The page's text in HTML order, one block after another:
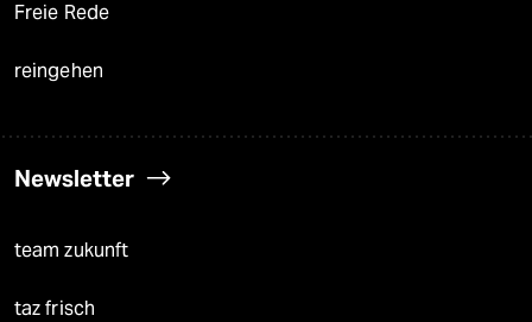
Freie Rede
reingehen
Newsletter
team zukunft
taz frisch